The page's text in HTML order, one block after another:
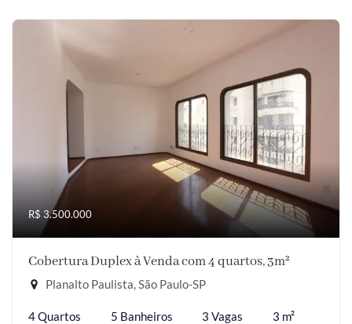
R$ 3.500.000
Cobertura Duplex à Venda com 4 quartos, 3m²
Planalto Paulista, São Paulo-SP
4 Quartos 5 Banheiros 3 Vagas 3 m²